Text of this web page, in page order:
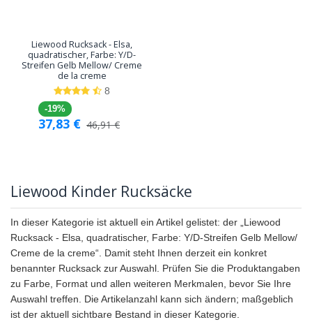
Liewood Rucksack - Elsa,
quadratischer, Farbe: Y/D-
Streifen Gelb Mellow/ Creme
de la creme
8
-19%
37,83 € 46,91€
Liewood Kinder Rucksäcke
In dieser Kategorie ist aktuell ein Artikel gelistet: der „Liewood
Rucksack - Elsa, quadratischer, Farbe: Y/D-Streifen Gelb Mellow/
Creme de la creme“. Damit steht Ihnen derzeit ein konkret
benannter Rucksack zur Auswahl. Prüfen Sie die Produktangaben
zu Farbe, Format und allen weiteren Merkmalen, bevor Sie Ihre
Auswahl treffen. Die Artikelanzahl kann sich ändern; maßgeblich
ist der aktuell sichtbare Bestand in dieser Kategorie.